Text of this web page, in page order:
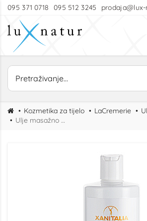
095 371 0718 095 512 3245
Kozmetika za tijelo LaCremerie
Ulje masažno Guarana XS